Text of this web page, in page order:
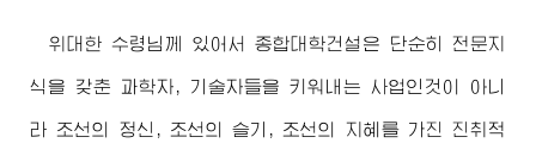
위대한 수령님 께 있어서 종합대학건설은 단순히 전문지
식을 갖춘 과학자, 기술자들을 키워내는 사업인것이 아니
라 조선의 정신, 조선의 슬기, 조선의 지혜를 가진 진취적